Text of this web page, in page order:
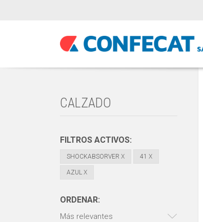
CALZADO
FILTROS ACTIVOS:
SHOCKABSORVER X 41 X
AZUL X
ORDENAR:
Más relevantes